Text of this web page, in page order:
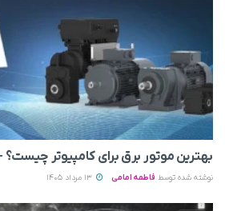
بهترین موتور برق برای کامپیوتر چیست؟
نوشته شده توسط فاطمه امامی